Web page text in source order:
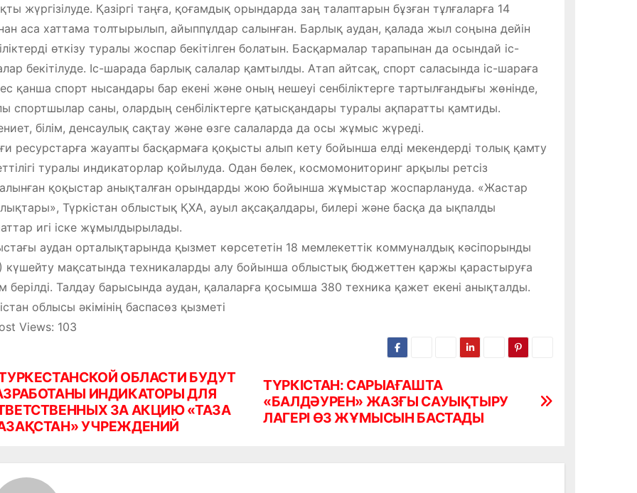
жүргізілуде. Қазіргі таңға, қоғамдық орындарда заң талаптарын бұзған тұлғаларға 14
аса хаттама толтырылып, айыппұлдар салынған. Барлық аудан, қалада жыл соңына дейін
өткізу туралы жоспар бекітілген болатын. Басқармалар тарапынан да осындай іс-
бекітілуде. Іс-шарада барлық салалар қамтылды. Атап айтсақ, спорт саласында іс-шараға
қанша спорт нысандары бар екені және оның нешеуі сенбіліктерге тартылғандығы жөнінде,
спортшылар саны, олардың сенбіліктерге қатысқандары туралы ақпаратты қамтиды.
білім, денсаулық сақтау және өзге салаларда да осы жұмыс жүреді.
ресурстарға жауапты басқармаға қоқысты алып кету бойынша елді мекендерді толық қамту
туралы индикаторлар қойылуда. Одан бөлек, космомониторинг арқылы ретсіз
қоқыстар анықталған орындарды жою бойынша жұмыстар жоспарлануда. «Жастар
Түркістан облыстық ҚХА, ауыл ақсақалдары, билері және басқа да ықпалды
игі іске жұмылдырылады.
аудан орталықтарында қызмет көрсететін 18 мемлекеттік коммуналдық кәсіпорынды
күшейту мақсатында техникаларды алу бойынша облыстық бюджеттен қаржы қарастыруға
берілді. Талдау барысында аудан, қалаларға қосымша 380 техника қажет екені анықталды.
облысы әкімінің баспасөз қызметі
Views: 103
ТҮРКІСТАН: САРЫАҒАШТА
«БАЛДӘУРЕН» ЖАЗҒЫ САУЫҚТЫРУ
ЛАГЕРІ ӨЗ ЖҰМЫСЫН БАСТАДЫ
ОБЛАСТИ БУДУТ
ИНДИКАТОРЫ ДЛЯ
ЗА АКЦИЮ «ТАЗА
УЧРЕЖДЕНИЙ